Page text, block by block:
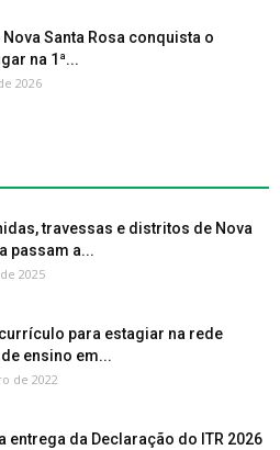
Santa Rosa conquista o
na 1ª...
2026
travessas e distritos de Nova
passam a...
2025
para estagiar na rede
ensino em...
de 2022
entrega da Declaração do ITR 2026